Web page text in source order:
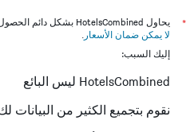
*
يحاول HotelsCombined بشكل دائم الحصول على الأسعار الدقيقة، ولكن
لا يمكن ضمان الأسعار .
إليك السبب:
HotelsCombined ليس البائع
نقوم بتجميع الكثير من البيانات